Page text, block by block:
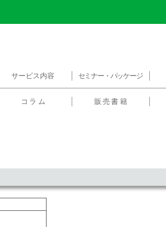
サービス内容 セミナー・パッケージ
コラム 販売書籍